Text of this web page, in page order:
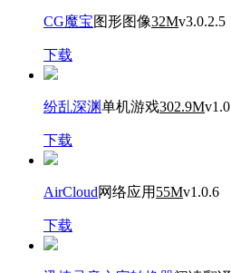
CG魔宝图形图像32Mv3.0.2.5
下载
纷乱深渊单机游戏302.9Mv1.0
下载
AirCloud网络应用 55Mv1.0.6
下载